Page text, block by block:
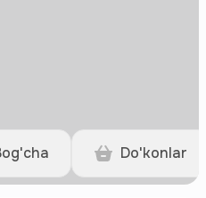
Do'konlar